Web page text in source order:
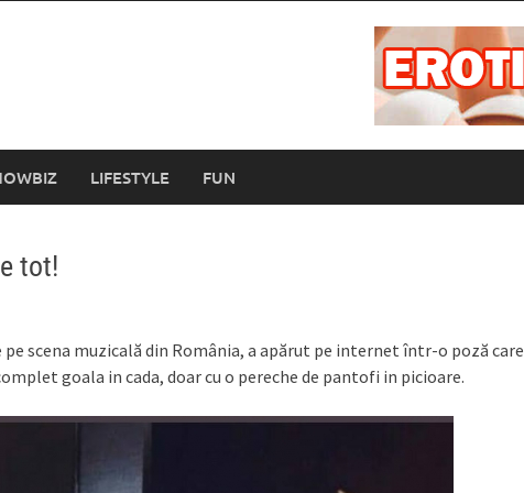
LIFESTYLE FUN
tot!
pe scena muzicală din România, a apărut pe internet într-o poză care
goala in cada, doar cu o pereche de pantofi in picioare.